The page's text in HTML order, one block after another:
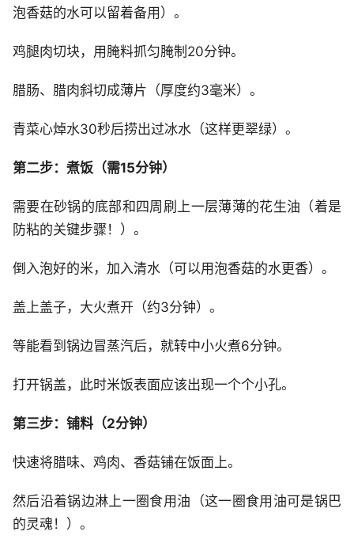
泡香菇的水可以留着备用）。
鸡腿肉切块，用腌料抓匀腌制20分钟。
腊肠、腊肉斜切成薄片（厚度约3毫米）。
青菜心焯水30秒后捞出过冰水（这样更翠绿）。
第二步：煮饭（需15分钟）
需要在砂锅的底部和四周刷上一层薄薄的花生油（着是
防粘的关键步骤！）。
倒入泡好的米，加入清水（可以用泡香菇的水更香）。
盖上盖子，大火煮开（约3分钟）。
等能看到锅边冒蒸汽后，就转中小火煮6分钟。
打开锅盖，此时米饭表面应该出现一个个小孔。
第三步：铺料（2分钟）
快速将腊味、鸡肉、香菇铺在饭面上。
然后沿着锅边淋上一圈食用油（这一圈食用油可是锅巴
的灵魂！）。